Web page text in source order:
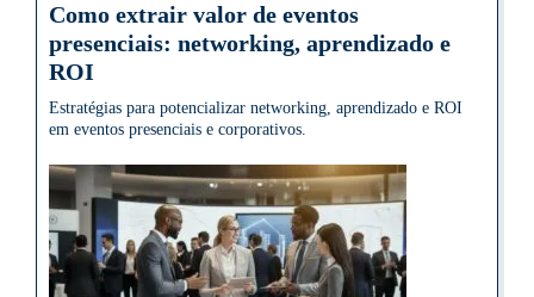
Como extrair valor de eventos
presenciais: networking, aprendizado e
ROI
Estratégias para potencializar networking, aprendizado e ROI
em eventos presenciais e corporativos.